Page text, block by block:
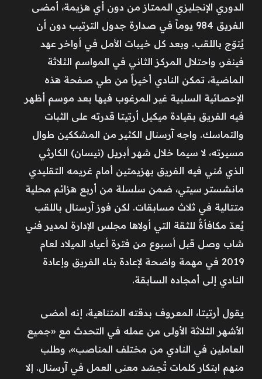
الدوري الإنجليزي الممتاز من دون أي هزيمة، أمضى
الفريق 984 يوماً في صدارة جدول الترتيب دون أن
يُتوّج باللقب. وبعد كل خيبات الأمل في أواخر عهد
فينغر، واحتلال المركز الثاني في المواسم الثلاثة
الماضية، تمكن النادي أخيراً من طي صفحة هذه
الإحصائية السلبية غير المرغوب فيها بعد موسم أظهر
فيه الفريق بقيادة ميكيل أرتيتا قدرته على الثبات
والتماسك. واجه آرسنال الكثير من المشككين طوال
مسيرته، لا سيما خلال شهر أبريل (نيسان) الكارثي
الذي مُني فيه الفريق بهزيمتين أمام غريمه التقليدي
مانشستر سيتي، ضمن سلسلة من أربع هزائم محلية
متتالية في ثلاث مسابقات. لكن فوز آرسنال باللقب
يُعدّ مكافأةً للثقة التي أولاها مجلس الإدارة لمدير فني
شاب وصل قبل أسبوع من فترة أعياد الميلاد لعام
2019 في مهمة واضحة لإعادة بناء الفريق وإعادة
النادي إلى أمجاده السابقة.
يقول أرتيتا، المعروف بدقته المتناهية، إنه أمضى
الأشهر الثلاثة الأولى من عمله في التحدث مع «جميع
العاملين في النادي من مختلف المناصب»، وطلب
منهم ابتكار كلمات تُجسّد معنى العمل في آرسنال. إلا